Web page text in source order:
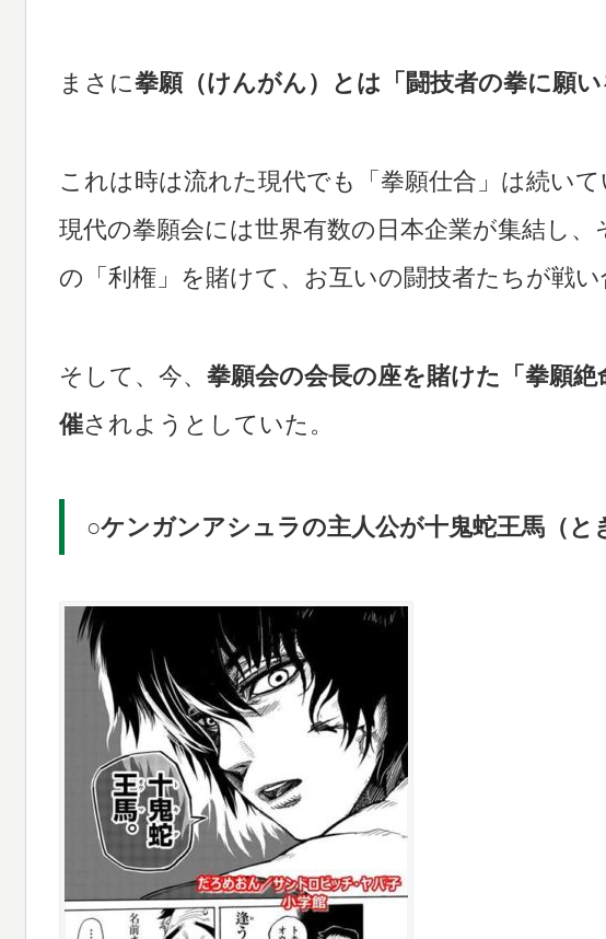
まさに拳願（けんがん）とは「闘技者の拳に願い
これは時は流れた現代でも「拳願仕合」は続い
現代の拳願会には世界有数の日本企業が集結し
の「利権」を賭けて、お互いの闘技者たちが戦い
そして、今、 拳願会の会長の座を賭けた「拳願
催されようとしていた。
○ケンガンアシュラの主人公が十鬼蛇王馬（と